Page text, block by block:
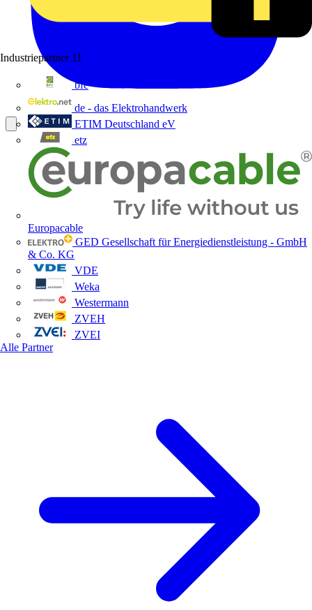
Industriepartner 11
bfe
de - das Elektrohandwerk
ETIM Deutschland eV
etz
Europacable
GED Gesellschaft für Energiedienstleistung - GmbH
& Co. KG
VDE
Weka
Westermann
ZVEH
ZVEI
Alle Partner